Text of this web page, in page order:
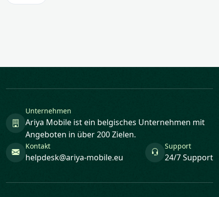
Unternehmen
Ariya Mobile ist ein belgisches Unternehmen mit
Angeboten in über 200 Zielen.
Kontakt
helpdesk@ariya-mobile.eu
Support
24/7 Support